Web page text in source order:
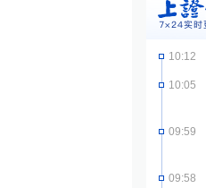
10:12
10:05
09:59
09:58